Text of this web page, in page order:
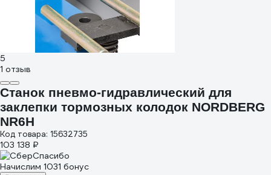
5
1 отзыв
Станок пневмо-гидравлический для
заклепки тормозных колодок NORDBERG
NR6H
Код товара: 15632735
103 138 ₽
Начислим 1031 бонус